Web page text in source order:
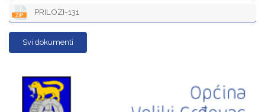
PRILOZI-131
Svi dokumenti